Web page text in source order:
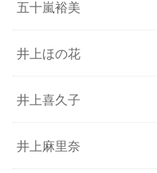
五十嵐裕美
井上ほの花
井上喜久子
井上麻里奈